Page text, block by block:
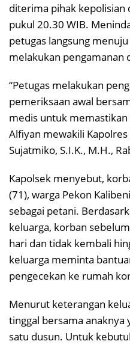
diterima pihak kepolisian
pukul 20.30 WIB.
petugas langsung
melakukan pengamanan
“Petugas melakukan
pemeriksaan awal
medis untuk
Alfiyan mewakili Kapolres
Sujatmiko, S.I.K., M.H.,
Kapolsek menyebut,
(71), warga Pekon
sebagai petani.
keluarga, korban
hari dan tidak kembali
keluarga meminta
pengecekan ke rumah
Menurut keterangan
tinggal bersama anaknya
satu dusun. Untuk